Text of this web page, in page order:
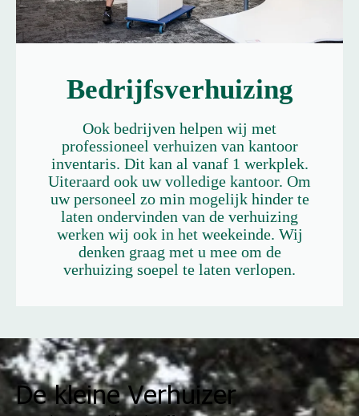
Bedrijfsverhuizing
Ook bedrijven helpen wij met
professioneel verhuizen van kantoor
inventaris. Dit kan al vanaf 1 werkplek.
Uiteraard ook uw volledige kantoor. Om
uw personeel zo min mogelijk hinder te
laten ondervinden van de verhuizing
werken wij ook in het weekeinde. Wij
denken graag met u mee om de
verhuizing soepel te laten verlopen.